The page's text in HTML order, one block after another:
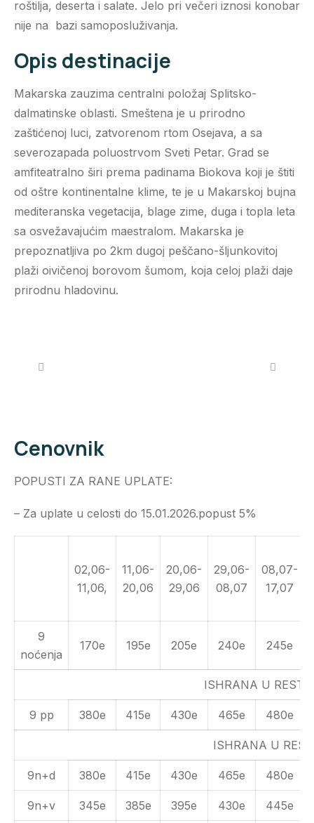
roštilja, deserta i salate. Jelo pri večeri iznosi konobar
nije na bazi samoposluživanja.
Opis destinacije
Makarska zauzima centralni položaj Splitsko-
dalmatinske oblasti. Smeštena je u prirodno
zaštićenoj luci, zatvorenom rtom Osejava, a sa
severozapada poluostrvom Sveti Petar. Grad se
amfiteatralno širi prema padinama Biokova koji je štiti
od oštre kontinentalne klime, te je u Makarskoj bujna
mediteranska vegetacija, blage zime, duga i topla leta
sa osvežavajućim maestralom. Makarska je
prepoznatljiva po 2km dugoj peščano-šljunkovitoj
plaži oivičenoj borovom šumom, koja celoj plaži daje
prirodnu hladovinu.
Cenovnik
POPUSTI ZA RANE UPLATE:
– Za uplate u celosti do 15.01.2026.popust 5%
02,06-
11,06,
11,06-
20,06
20,06-
29,06
29,06-
08,07
08,07-
17,07
9
noćenja
170e 195e 205e 240e 245e
ISHRANA U
9 pp 380e 415e 430e 465e 480e
ISHRANA U
9n+d 380e 415e 430e 465e 480e
9n+v 345e 385e 395e 430e 445e